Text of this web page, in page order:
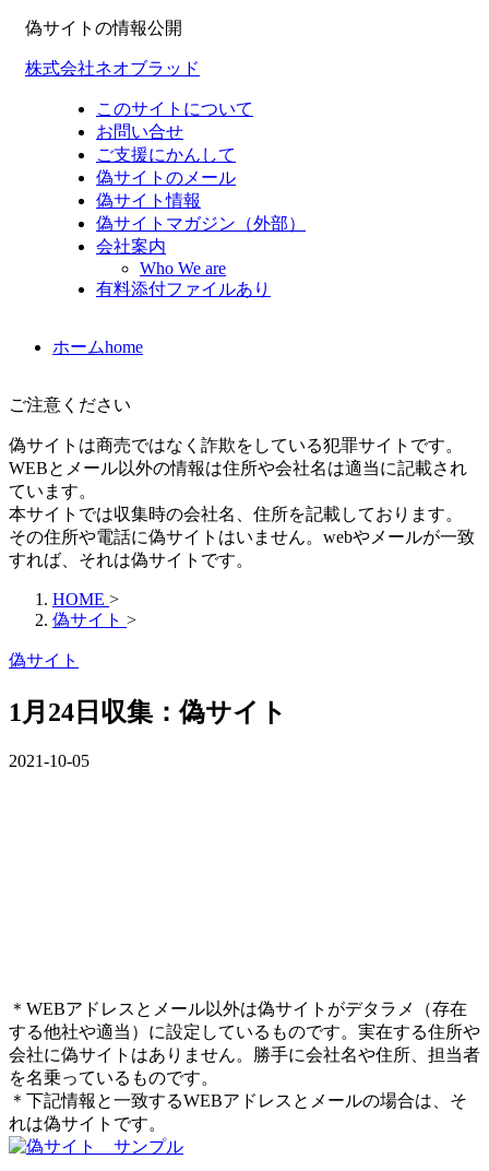
偽サイトの情報公開
株式会社ネオブラッド
このサイトについて
お問い合せ
ご支援にかんして
偽サイトのメール
偽サイト情報
偽サイトマガジン（外部）
会社案内
Who We are
有料添付ファイルあり
ホームhome
ご注意ください
偽サイトは商売ではなく詐欺をしている犯罪サイトです。
WEBとメール以外の情報は住所や会社名は適当に記載され
ています。
本サイトでは収集時の会社名、住所を記載しております。
その住所や電話に偽サイトはいません。webやメールが一致
すれば、それは偽サイトです。
HOME >
偽サイト >
偽サイト
1月24日収集：偽サイト
2021-10-05
＊WEBアドレスとメール以外は偽サイトがデタラメ（存在
する他社や適当）に設定しているものです。実在する住所や
会社に偽サイトはありません。勝手に会社名や住所、担当者
を名乗っているものです。
＊下記情報と一致するWEBアドレスとメールの場合は、そ
れは偽サイトです。